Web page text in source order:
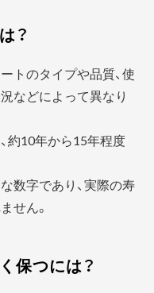
？
トのタイプや品質、使
などによって異なり
約10年から15年程度
数字であり、実際の寿
せん。
保つには？